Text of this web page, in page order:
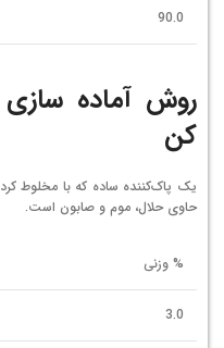
90.0
روش آماده‌ سازی
کن
حاوی حلال، موم و صابون است.
% وزنی
3.0